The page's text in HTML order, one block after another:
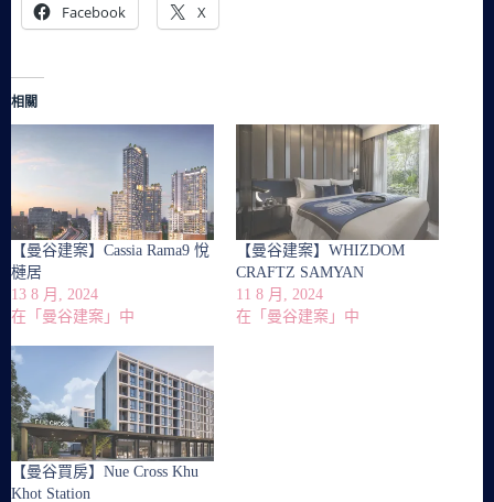
Facebook X
相關
【曼谷建案】Cassia Rama9 悅
槤居
13 8 月, 2024
在「曼谷建案」中
【曼谷建案】WHIZDOM
CRAFTZ SAMYAN
11 8 月, 2024
在「曼谷建案」中
【曼谷買房】Nue Cross Khu
Khot Station